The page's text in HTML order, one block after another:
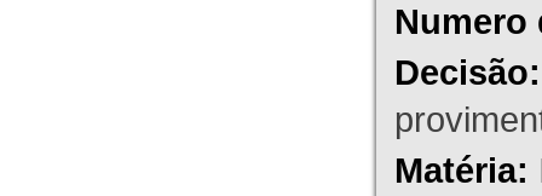
Numero
Decisão:
Matéria: